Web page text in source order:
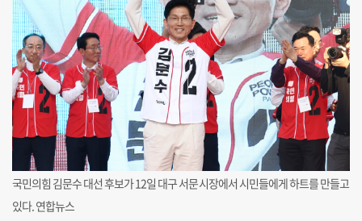
국민의힘 김문수 대선 후보가 12일 대구 서문시장에서 시민들에게 하트를 만들고
있다. 연합뉴스